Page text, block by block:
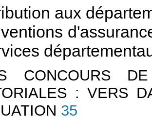
aux
CONCOURS DE
: VERS
35